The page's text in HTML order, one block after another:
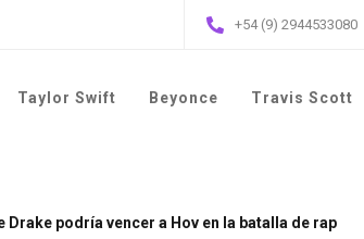
+54 (9) 2944533080
Taylor Swift Beyonce Travis Scott
podría vencer a Hov en la batalla de rap